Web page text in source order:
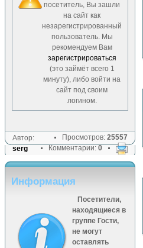
посетитель, Вы зашли
на сайт как
незарегистрированный
пользователь. Мы
рекомендуем Вам
зарегистрироваться
(это займёт всего 1
минуту), либо войти на
сайт под своим
логином.
Автор:
serg
Просмотров: 25557
Комментарии: 0
Информация
Посетители,
находящиеся в
группе Гости,
не могут
оставлять